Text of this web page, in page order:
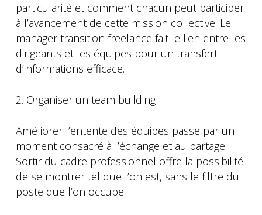
particularité et comment chacun peut participer
à l’avancement de cette mission collective. Le
manager transition freelance fait le lien entre les
dirigeants et les équipes pour un transfert
d’informations efficace.
2. Organiser un team building
Améliorer l’entente des équipes passe par un
moment consacré à l’échange et au partage.
Sortir du cadre professionnel offre la possibilité
de se montrer tel que l’on est, sans le filtre du
poste que l’on occupe.